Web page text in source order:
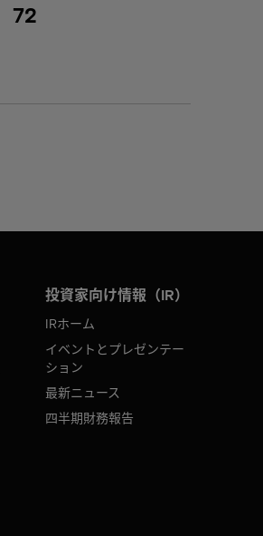
72
投資家向け情報（IR）
IRホーム
イベントとプレゼンテー
ション
最新ニュース
四半期財務報告